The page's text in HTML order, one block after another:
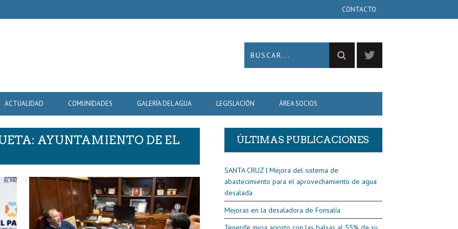
CONTACTO
ACTUALIDAD COMUNIDADES GALERÍA DEL AGUA LEGISLACIÓN ÁREA SOCIOS
AYUNTAMIENTO DE EL
ÚLTIMAS PUBLICACIONES
SANTA CRUZ | Mejora del sistema de
abastecimiento para el aprovechamiento de agua
desalada
Mejoras en la desaladora de Fonsalía